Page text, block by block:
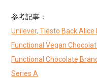
参考記事：
Unilever, Tiësto Back
Functional Vegan
Functional Chocolate
Series A